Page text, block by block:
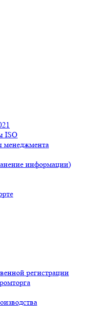
ISO
менеджмента
информации)
регистрации